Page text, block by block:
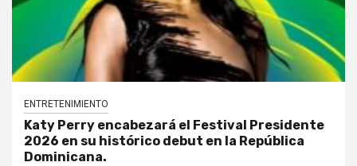
ENTRETENIMIENTO
Katy Perry encabezará el Festival Presidente
2026 en su histórico debut en la República
Dominicana.